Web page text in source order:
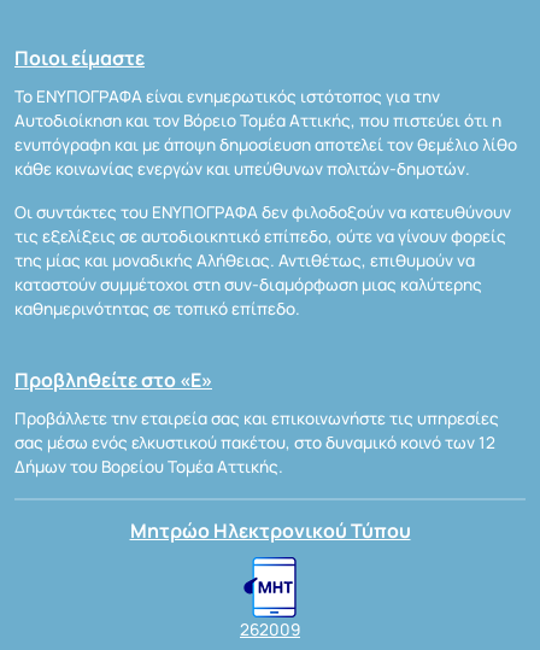
Ποιοι είμαστε
Το ΕΝΥΠΟΓΡΑΦΑ είναι ενημερωτικός ιστότοπος για την
Αυτοδιοίκηση και τον Βόρειο Τομέα Αττικής, που πιστεύει ότι η
ενυπόγραφη και με άποψη δημοσίευση αποτελεί τον θεμέλιο λίθο
κάθε κοινωνίας ενεργών και υπεύθυνων πολιτών-δημοτών.
Οι συντάκτες του ΕΝΥΠΟΓΡΑΦΑ δεν φιλοδοξούν να κατευθύνουν
τις εξελίξεις σε αυτοδιοικητικό επίπεδο, ούτε να γίνουν φορείς
της μίας και μοναδικής Αλήθειας. Αντιθέτως, επιθυμούν να
καταστούν συμμέτοχοι στη συν-διαμόρφωση μιας καλύτερης
καθημερινότητας σε τοπικό επίπεδο.
Προβληθείτε στο «Ε»
Προβάλλετε την εταιρεία σας και επικοινωνήστε τις υπηρεσίες
σας μέσω ενός ελκυστικού πακέτου, στο δυναμικό κοινό των 12
Δήμων του Βορείου Τομέα Αττικής.
Μητρώο Ηλεκτρονικού Τύπου
262009